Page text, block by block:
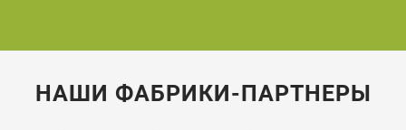
НАШИ ФАБРИКИ-ПАРТНЕРЫ